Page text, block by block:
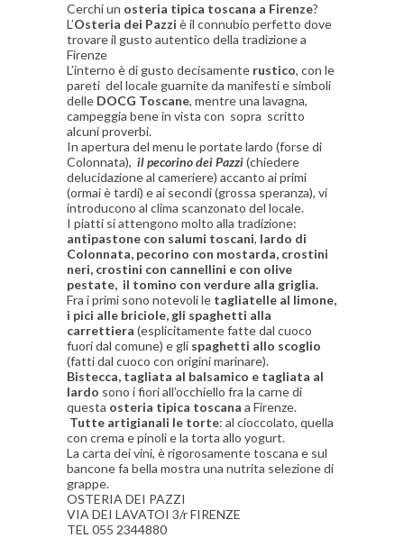
Cerchi un osteria tipica toscana a Firenze?
L’Osteria dei Pazzi è il connubio perfetto dove
trovare il gusto autentico della tradizione a
Firenze
L’interno è di gusto decisamente rustico, con le
pareti del locale guarnite da manifesti e simboli
delle DOCG Toscane, mentre una lavagna,
campeggia bene in vista con sopra scritto
alcuni proverbi.
In apertura del menu le portate lardo (forse di
Colonnata), il pecorino dei Pazzi(chiedere
delucidazione al cameriere) accanto ai primi
(ormai è tardi) e ai secondi (grossa speranza), vi
introducono al clima scanzonato del locale.
I piatti si attengono molto alla tradizione:
antipastone con salumi toscani, lardo di
Colonnata, pecorino con mostarda, crostini
neri, crostini con cannellini e con olive
pestate, il tomino con verdure alla griglia.
Fra i primi sono notevoli le tagliatelle al limone,
i pici alle briciole, gli spaghetti alla
carrettiera (esplicitamente fatte dal cuoco
fuori dal comune) e gli spaghetti allo scoglio
(fatti dal cuoco con origini marinare).
Bistecca, tagliata al balsamico e tagliata al
lardo sono i fiori all’occhiello fra la carne di
questa osteria tipica toscana a Firenze.
Tutte artigianali le torte: al cioccolato, quella
con crema e pinoli e la torta allo yogurt.
La carta dei vini, è rigorosamente toscana e sul
bancone fa bella mostra una nutrita selezione di
grappe.
OSTERIA DEI PAZZI
VIA DEI LAVATOI 3/r FIRENZE
TEL 055 2344880